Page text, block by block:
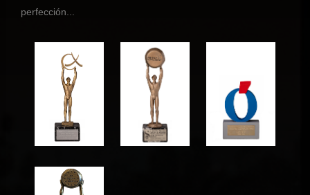
perfección...